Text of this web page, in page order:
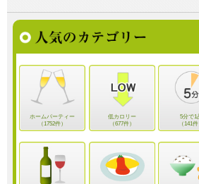
ホームパーティー
（1752件）
低カロリー
（677件）
5分で1
（141件